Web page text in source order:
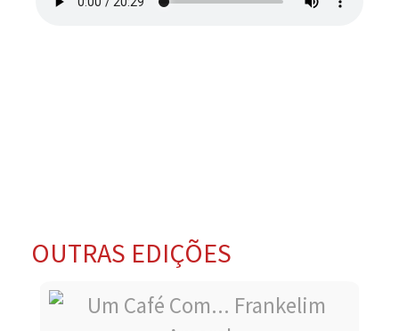
OUTRAS EDIÇÕES